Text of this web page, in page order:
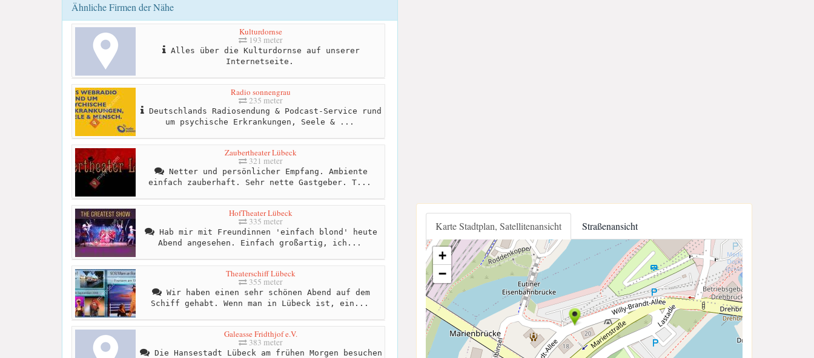
Ähnliche Firmen der Nähe
Kulturdornse
193 meter
Alles über die Kulturdornse auf unserer
Internetseite.
Radio sonnengrau
235 meter
Deutschlands Radiosendung & Podcast-Service rund
um psychische Erkrankungen, Seele & ...
Zaubertheater Lübeck
321 meter
Netter und persönlicher Empfang. Ambiente
einfach zauberhaft. Sehr nette Gastgeber. T...
HofTheater Lübeck
335 meter
Hab mir mit Freundinnen 'einfach blond' heute
Abend angesehen. Einfach großartig, ich...
Theaterschiff Lübeck
355 meter
Wir haben einen sehr schönen Abend auf dem
Schiff gehabt. Wenn man in Lübeck ist, ein...
Galeasse Fridthjof e.V.
383 meter
Die Hansestadt Lübeck am frühen Morgen besuchen
Karte Stadtplan, Satellitenansicht Straßenansicht
+
−